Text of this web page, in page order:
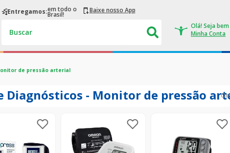
Entregamos:em todo o
Brasil! Baixe nosso App
de pressão arterial
Diagnósticos - Monitor de pressão